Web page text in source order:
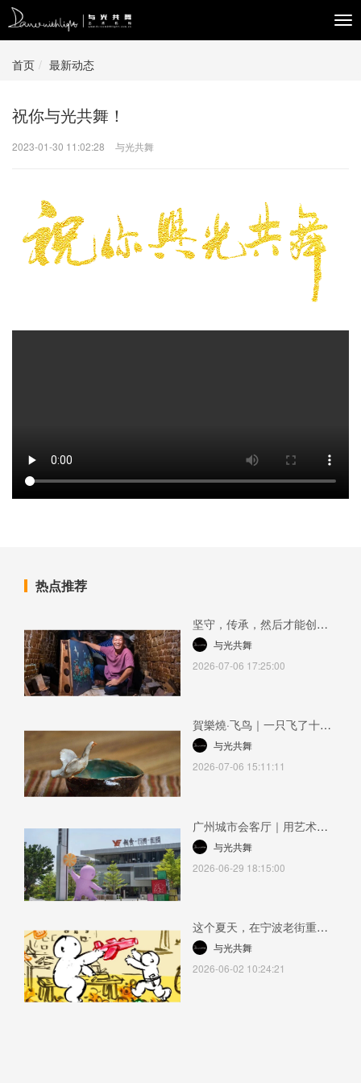
首页 最新动态
祝你与光共舞！
2023-01-30 11:02:28 与光共舞
热点推荐
坚守，传承，然后才能创新
—— 何湛泉与一条仍在延续
的岭南陶艺血脉2026-07-06
17:25:00
与光共舞
2026-07-06 17:25:00
賀樂燒·飞鸟｜一只飞了十几
年的鸟2026-07-06 15:11:11
与光共舞
2026-07-06 15:11:11
广州城市会客厅｜用艺术设
宴，以文化酿礼2026-06-29
18:15:00
与光共舞
2026-06-29 18:15:00
这个夏天，在宁波老街重遇
你人生的礼物 —— LOQI x
光頭仔《礼物》主题绘本展
2026-06-02 10:24:21
与光共舞
2026-06-02 10:24:21